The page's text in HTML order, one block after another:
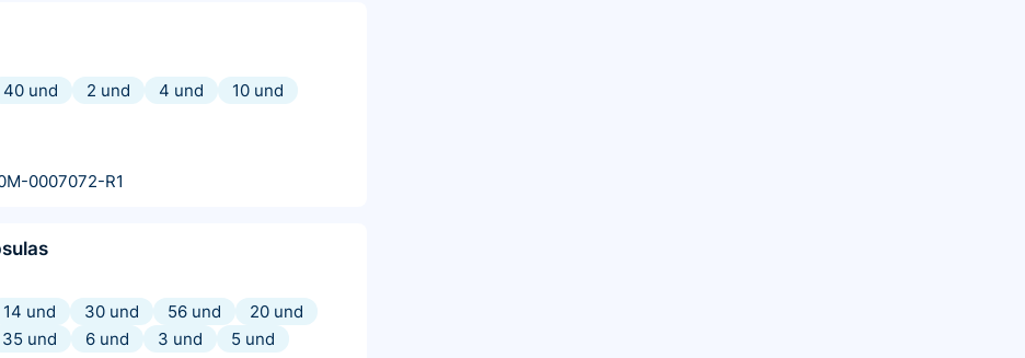
40 und 2 und 4 und
10 und
0007072-R1
14 und 30 und 56 und
20 und
35 und 6 und 3 und
5 und